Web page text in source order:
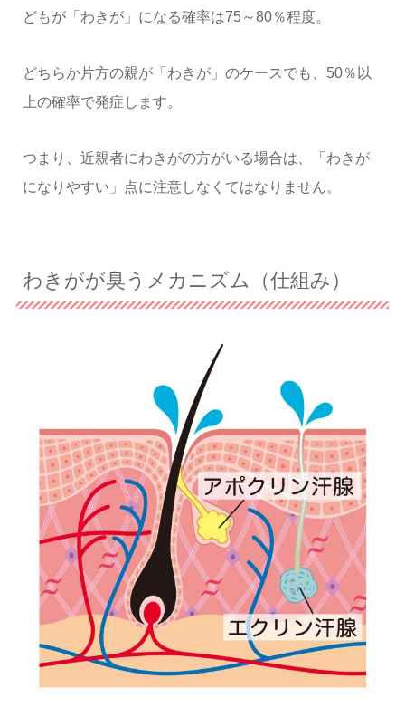
どもが「わきが」になる確率は75～80％程度。
どちらか片方の親が「わきが」のケースでも、50％以
上の確率で発症します。
つまり、近親者にわきがの方がいる場合は、「わきが
になりやすい」点に注意しなくてはなりません。
わきがが臭うメカニズム（仕組み）